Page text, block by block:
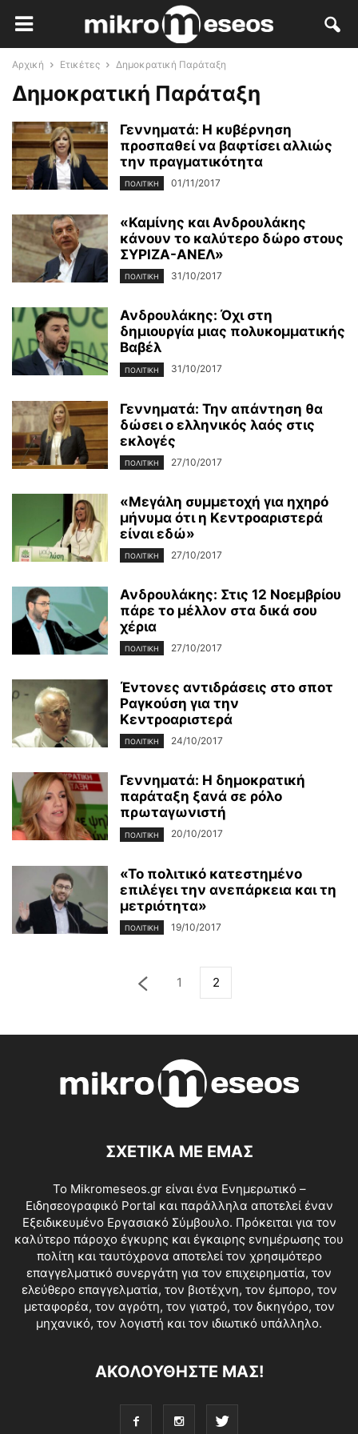
Αρχική Ετικέτες Δημοκρατική Παράταξη
Δημοκρατική Παράταξη
Γεννηματά: Η κυβέρνηση
προσπαθεί να βαφτίσει αλλιώς
την πραγματικότητα
ΠΟΛΙΤΙΚΉ 01/11/2017
«Καμίνης και Ανδρουλάκης
κάνουν το καλύτερο δώρο στους
ΣΥΡΙΖΑ-ΑΝΕΛ»
ΠΟΛΙΤΙΚΉ 31/10/2017
Ανδρουλάκης: Όχι στη
δημιουργία μιας πολυκομματικής
Βαβέλ
ΠΟΛΙΤΙΚΉ 31/10/2017
Γεννηματά: Την απάντηση θα
δώσει ο ελληνικός λαός στις
εκλογές
ΠΟΛΙΤΙΚΉ 27/10/2017
«Μεγάλη συμμετοχή για ηχηρό
μήνυμα ότι η Κεντροαριστερά
είναι εδώ»
ΠΟΛΙΤΙΚΉ 27/10/2017
Ανδρουλάκης: Στις 12 Νοεμβρίου
πάρε το μέλλον στα δικά σου
χέρια
ΠΟΛΙΤΙΚΉ 27/10/2017
Έντονες αντιδράσεις στο σποτ
Ραγκούση για την
Κεντροαριστερά
ΠΟΛΙΤΙΚΉ 24/10/2017
Γεννηματά: Η δημοκρατική
παράταξη ξανά σε ρόλο
πρωταγωνιστή
ΠΟΛΙΤΙΚΉ 20/10/2017
«Το πολιτικό κατεστημένο
επιλέγει την ανεπάρκεια και τη
μετριότητα»
ΠΟΛΙΤΙΚΉ 19/10/2017
1 2
ΣΧΕΤΙΚΑ ΜΕ ΕΜΑΣ
Το Mikromeseos.gr είναι ένα Ενημερωτικό –
Ειδησεογραφικό Portal και παράλληλα αποτελεί έναν
Εξειδικευμένο Εργασιακό Σύμβουλο. Πρόκειται για τον
καλύτερο πάροχο έγκυρης και έγκαιρης ενημέρωσης του
πολίτη και ταυτόχρονα αποτελεί τον χρησιμότερο
επαγγελματικό συνεργάτη για τον επιχειρηματία, τον
ελεύθερο επαγγελματία, τον βιοτέχνη, τον έμπορο, τον
μεταφορέα, τον αγρότη, τον γιατρό, τον δικηγόρο, τον
μηχανικό, τον λογιστή και τον ιδιωτικό υπάλληλο.
ΑΚΟΛΟΥΘΗΣΤΕ ΜΑΣ!